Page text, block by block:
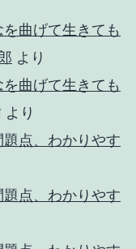
曲げて生きても
より
曲げて生きても
より
点、わかりやす
点、わかりやす